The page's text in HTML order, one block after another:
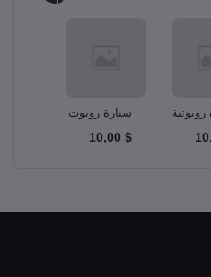
سيارة روبوت
Robot Car
$ 10,00